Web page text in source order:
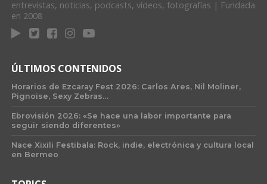
entrevistas, noticias, podcasts, vídeos, fotografías | Fundada
en 2008
ÚLTIMOS CONTENIDOS
Horarios de Ezcaray Fest 2026: Carlos Ares, Nil Moliner,
Pignoise, Sexy Zebras…
Ebrovisión 2026: «Se hace una labor importante para
seguir siendo diferentes»
Nace Xixili Festibala: Rock, indie, electrónica y cultura local
en Bermeo